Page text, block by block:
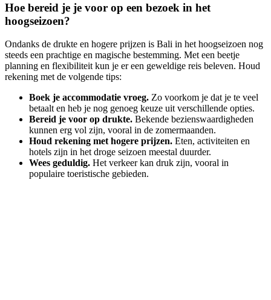
Hoe bereid je je voor op een bezoek in het
hoogseizoen?
Ondanks de drukte en hogere prijzen is Bali in het hoogseizoen nog
steeds een prachtige en magische bestemming. Met een beetje
planning en flexibiliteit kun je er een geweldige reis beleven. Houd
rekening met de volgende tips:
Boek je accommodatie vroeg. Zo voorkom je dat je te veel
betaalt en heb je nog genoeg keuze uit verschillende opties.
Bereid je voor op drukte. Bekende bezienswaardigheden
kunnen erg vol zijn, vooral in de zomermaanden.
Houd rekening met hogere prijzen. Eten, activiteiten en
hotels zijn in het droge seizoen meestal duurder.
Wees geduldig. Het verkeer kan druk zijn, vooral in
populaire toeristische gebieden.